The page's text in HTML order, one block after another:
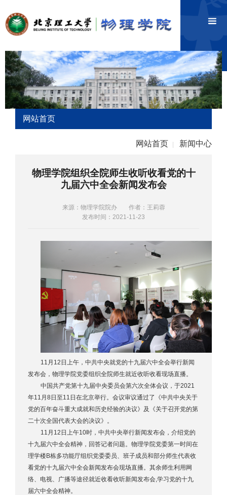
网站首页
网站首页 新闻中心
物理学院组织全院师生收听收看党的十
九届六中全会新闻发布会
来源：物理学院院办
作者：王莉蓉
发布时间：2021-11-23
11月12日上午，中共中央就党的十九届六中全会举行新闻
发布会，物理学院党委组织全院师生就近收听收看现场直播。
中国共产党第十九届中央委员会第六次全体会议，于2021
年11月8日至11日在北京举行。会议审议通过了《中共中央关于
党的百年奋斗重大成就和历史经验的决议》及《关于召开党的第
二十次全国代表大会的决议》。
11月12日上午10时，中共中央举行新闻发布会，介绍党的
十九届六中全会精神，回答记者问题。物理学院党委第一时间在
理学楼B栋多功能厅组织党委委员、班子成员和部分师生代表收
看党的十九届六中全会新闻发布会现场直播。其余师生利用网
络、电视、广播等途径就近收看收听新闻发布会,学习党的十九
届六中全会精神。